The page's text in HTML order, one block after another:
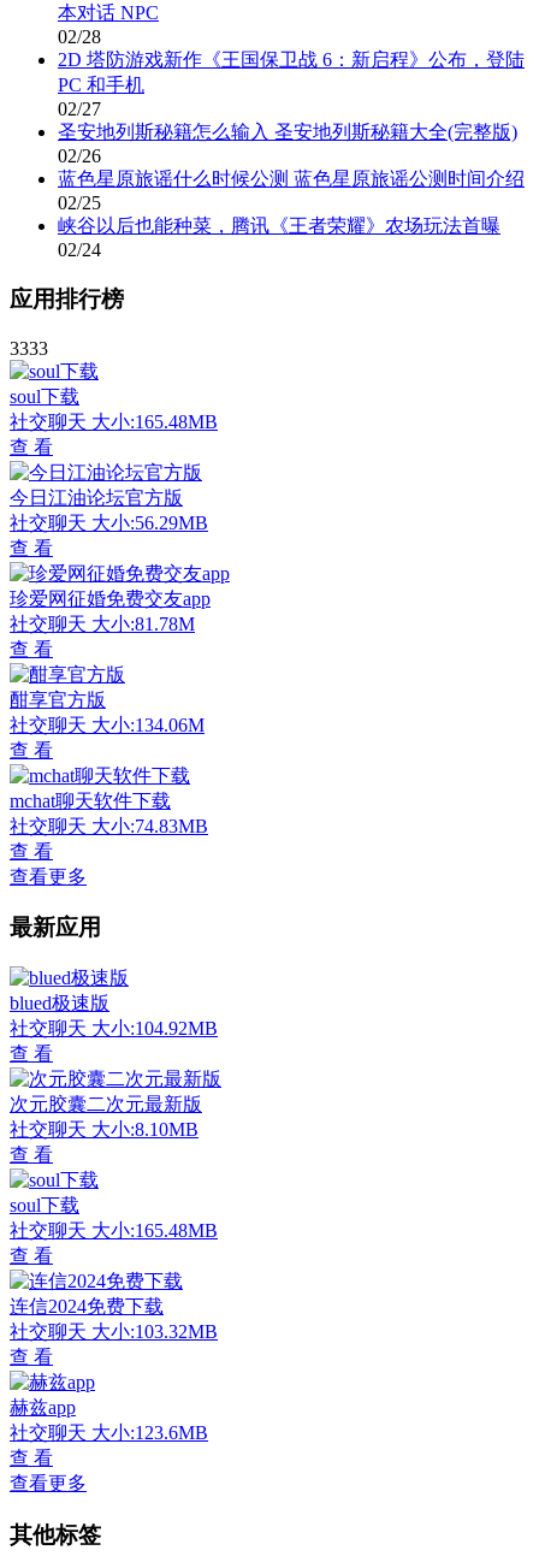
本对话 NPC
02/28
2D 塔防游戏新作《王国保卫战 6：新启程》公布，登陆
PC 和手机
02/27
圣安地列斯秘籍怎么输入 圣安地列斯秘籍大全(完整版)
02/26
蓝色星原旅谣什么时候公测 蓝色星原旅谣公测时间介绍
02/25
峡谷以后也能种菜，腾讯《王者荣耀》农场玩法首曝
02/24
应用排行榜
3333
soul下载
社交聊天 大小:165.48MB
查 看
今日江油论坛官方版
社交聊天 大小:56.29MB
查 看
珍爱网征婚免费交友app
社交聊天 大小:81.78M
查 看
酣享官方版
社交聊天 大小:134.06M
查 看
mchat聊天软件下载
社交聊天 大小:74.83MB
查 看
查看更多
最新应用
blued极速版
社交聊天 大小:104.92MB
查 看
次元胶囊二次元最新版
社交聊天 大小:8.10MB
查 看
soul下载
社交聊天 大小:165.48MB
查 看
连信2024免费下载
社交聊天 大小:103.32MB
查 看
赫兹app
社交聊天 大小:123.6MB
查 看
查看更多
其他标签